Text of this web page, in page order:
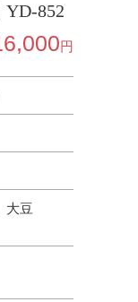
852
円
大豆